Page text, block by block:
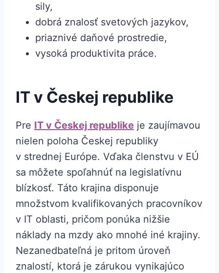
sily,
dobrá znalosť svetových jazykov,
priaznivé daňové prostredie,
vysoká produktivita práce.
IT v Českej republike
Pre IT v Českej republike je zaujímavou
nielen poloha Českej republiky
v strednej Európe. Vďaka členstvu v EÚ
sa môžete spoľahnúť na legislatívnu
blízkosť. Táto krajina disponuje
množstvom kvalifikovaných pracovníkov
v IT oblasti, pričom ponúka nižšie
náklady na mzdy ako mnohé iné krajiny.
Nezanedbateľná je pritom úroveň
znalostí, ktorá je zárukou vynikajúco